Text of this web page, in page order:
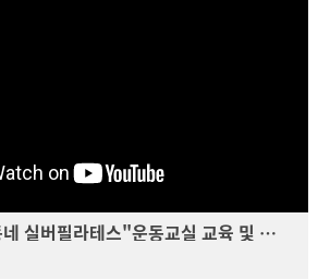
천연분소 "우리동네 실버필라테스"운동교실 교육 및 홍보 영상_고관절 가동성 운동